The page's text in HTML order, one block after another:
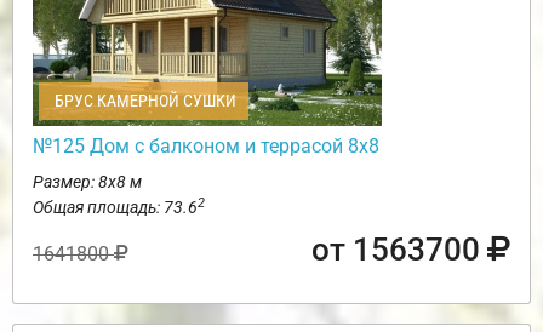
БРУС КАМЕРНОЙ СУШКИ
№125 Дом с балконом и террасой 8х8
Размер: 8х8 м
Общая площадь: 73.62
1641800 от 1563700